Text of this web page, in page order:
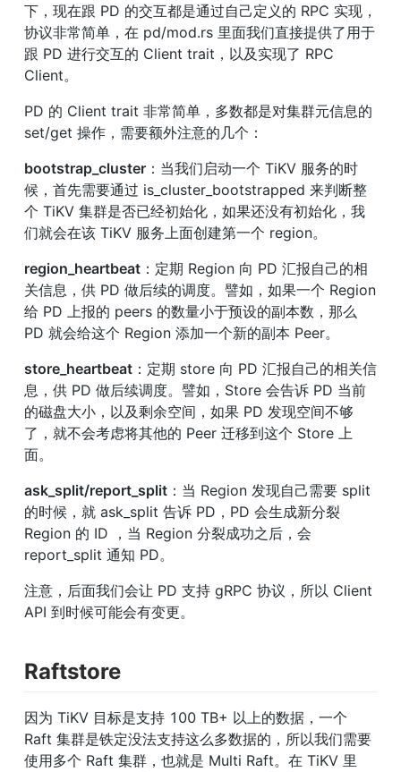
下，现在跟 PD 的交互都是通过自己定义的 RPC 实现，
协议非常简单，在 pd/mod.rs 里面我们直接提供了用于
跟 PD 进行交互的 Client trait，以及实现了 RPC
Client。
PD 的 Client trait 非常简单，多数都是对集群元信息的
set/get 操作，需要额外注意的几个：
bootstrap_cluster ：当我们启动一个 TiKV 服务的时
候，首先需要通过 is_cluster_bootstrapped 来判断整
个 TiKV 集群是否已经初始化，如果还没有初始化，我
们就会在该 TiKV 服务上面创建第一个 region。
region_heartbeat ：定期 Region 向 PD 汇报自己的相
关信息，供 PD 做后续的调度。譬如，如果一个 Region
给 PD 上报的 peers 的数量小于预设的副本数，那么
PD 就会给这个 Region 添加一个新的副本 Peer。
store_heartbeat ：定期 store 向 PD 汇报自己的相关信
息，供 PD 做后续调度。譬如，Store 会告诉 PD 当前
的磁盘大小，以及剩余空间，如果 PD 发现空间不够
了，就不会考虑将其他的 Peer 迁移到这个 Store 上
面。
ask_split/report_split ：当 Region 发现自己需要 split
的时候，就 ask_split 告诉 PD，PD 会生成新分裂
Region 的 ID ，当 Region 分裂成功之后，会
report_split 通知 PD。
注意，后面我们会让 PD 支持 gRPC 协议，所以 Client
API 到时候可能会有变更。
Raftstore
因为 TiKV 目标是支持 100 TB+ 以上的数据，一个
Raft 集群是铁定没法支持这么多数据的，所以我们需要
使用多个 Raft 集群，也就是 Multi Raft。在 TiKV 里